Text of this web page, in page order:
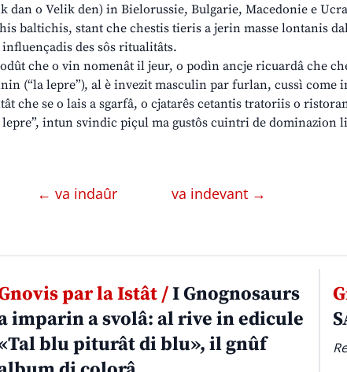
dan o Velik den) in Bielorussie, Bulgarie, Macedonie e
baltichis, stant che chestis tieris a jerin masse lontanis
influençadis des sôs ritualitâts.
che o vin nomenât il jeur, o podìn ancje ricuardâ che
(“la lepre”), al è invezit masculin par furlan, cussì come
che se o lais a sgarfâ, o cjatarês cetantis tratoriis o
intun svindic piçul ma gustôs cuintri de dominazion
← va indaûr va indevant →
par la Istât /I Gnognosaurs
imparin a svolâ: al rive in edicule
blu piturât di blu», il gnûf